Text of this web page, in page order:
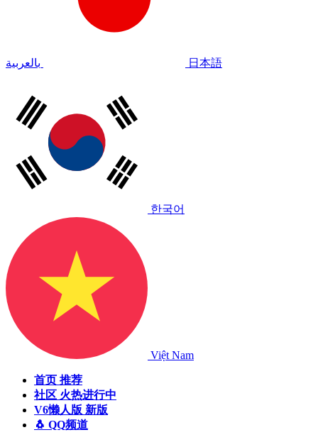
بالعربية 日本語
한국어
Việt Nam
首页 推荐
社区 火热进行中
V6懒人版 新版
🐧 QQ频道